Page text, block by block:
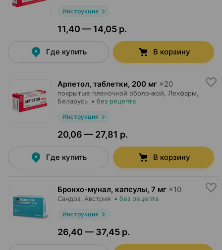
Инструкция
11,40 — 14,05 р.
Где купить В корзину
Арпетол, таблетки, 200 мг ×20
покрытые пленочной оболочкой, Лекфарм
Беларусь • без рецепта
Инструкция
20,06 — 27,81 р.
Где купить В корзину
Бронхо-мунал, капсулы, 7 мг ×10
Сандоз , Австрия • без рецепта
Инструкция
26,40 — 37,45 р.